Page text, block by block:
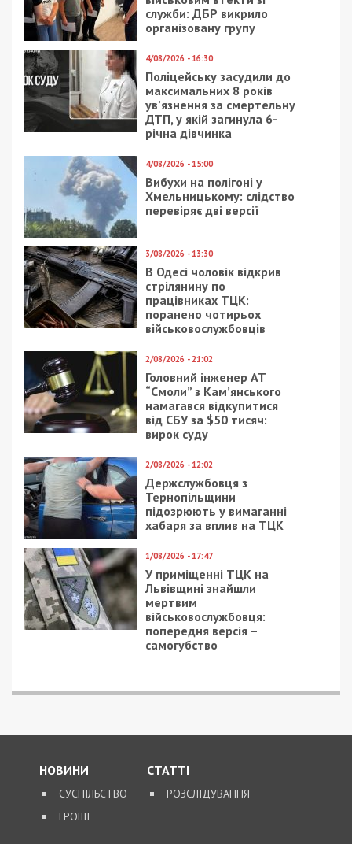
служби: ДБР викрило
організовану групу
4/08/2026 - 16:30
Поліцейську засудили до
максимальних 8 років
ув’язнення за смертельну
ДТП, у якій загинула 6-
річна дівчинка
4/08/2026 - 15:00
Вибухи на полігоні у
Хмельницькому: слідство
перевіряє дві версії
3/08/2026 - 13:30
В Одесі чоловік відкрив
стрілянину по
працівниках ТЦК:
поранено чотирьох
військовослужбовців
2/08/2026 - 21:02
Головний інженер АТ
“Смоли” з Кам’янського
намагався відкупитися
від СБУ за $50 тисяч:
вирок суду
2/08/2026 - 12:02
Держслужбовця з
Тернопільщини
підозрюють у вимаганні
хабаря за вплив на ТЦК
1/08/2026 - 17:47
У приміщенні ТЦК на
Львівщині знайшли
мертвим
військовослужбовця:
попередня версія –
самогубство
НОВИНИ
СУСПІЛЬСТВО
ГРОШІ
СТАТТІ
РОЗСЛІДУВАННЯ